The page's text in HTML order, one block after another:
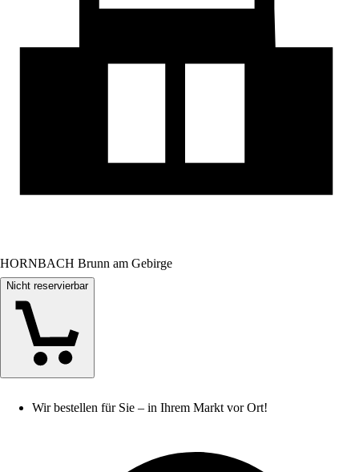
HORNBACH Brunn am Gebirge
Nicht reservierbar
Wir bestellen für Sie – in Ihrem Markt vor Ort!